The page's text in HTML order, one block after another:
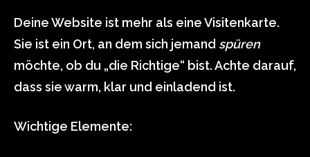
Deine Website ist mehr als eine Visitenkarte.
Sie ist ein Ort, an dem sich jemand spüren
möchte, ob du „die Richtige“ bist. Achte darauf,
dass sie warm, klar und einladend ist.
Wichtige Elemente: